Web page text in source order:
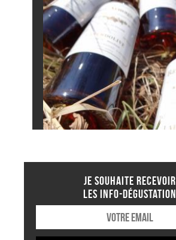
JE SOUHAITE RECEVOIR
LES INFO-DÉGUSTATION